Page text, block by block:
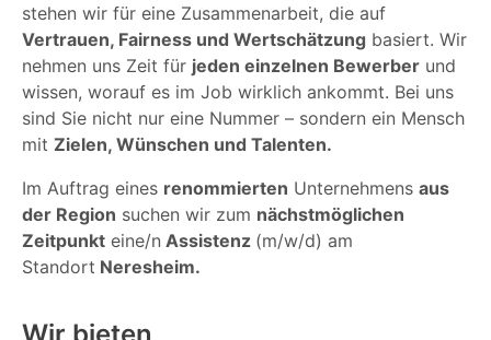
stehen wir für eine Zusammenarbeit, die auf
Vertrauen, Fairness und Wertschätzung basiert. Wir
nehmen uns Zeit für jeden einzelnen Bewerber und
wissen, worauf es im Job wirklich ankommt. Bei uns
sind Sie nicht nur eine Nummer – sondern ein Mensch
mit Zielen, Wünschen und Talenten.
Im Auftrag eines renommierten Unternehmens aus
der Region suchen wir zum nächstmöglichen
Zeitpunkt eine/n Assistenz (m/w/d) am
Standort Neresheim.